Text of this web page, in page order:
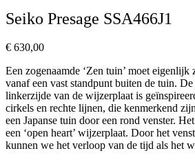
Seiko Presage SSA466J1
€ 630,00
Een zogenaamde ‘Zen tuin’ moet
vanaf een vast standpunt buiten de tuin.
linkerzijde van de wijzerplaat is
cirkels en rechte lijnen, die kenmerkend
een Japanse tuin door een rond venster.
een ‘open heart’ wijzerplaat. Door het
kunnen we het verloop van de tijd als het